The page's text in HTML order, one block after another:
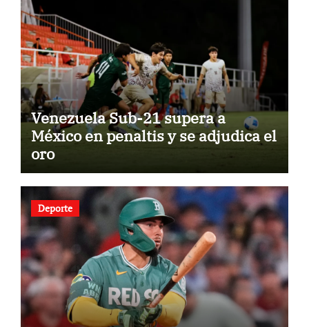
Venezuela Sub-21 supera a
México en penaltis y se adjudica el
oro
Deporte